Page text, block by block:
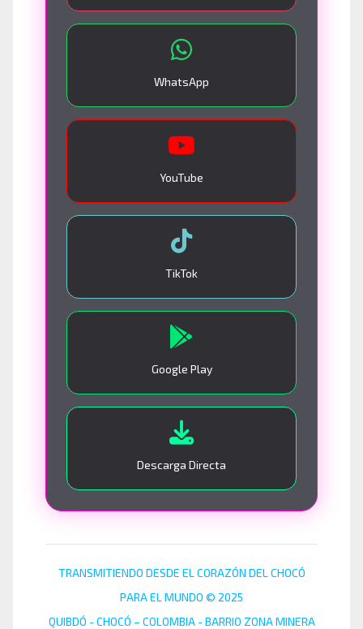
WhatsApp
YouTube
TikTok
Google Play
Descarga Directa
TRANSMITIENDO DESDE EL CORAZÓN DEL CHOCÓ
PARA EL MUNDO © 2025
QUIBDÓ - CHOCÓ – COLOMBIA - BARRIO ZONA MINERA